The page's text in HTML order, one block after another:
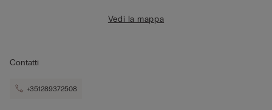
Vedi la mappa
Contatti
+351289372508